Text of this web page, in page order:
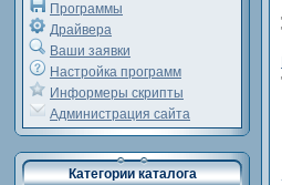
Программы
Драйвера
Ваши заявки
Настройка программ
Информеры скрипты
Администрация сайта
Категории каталога